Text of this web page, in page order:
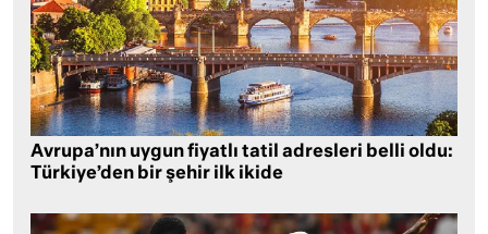
Avrupa’nın uygun fiyatlı tatil adresleri belli oldu:
Türkiye’den bir şehir ilk ikide